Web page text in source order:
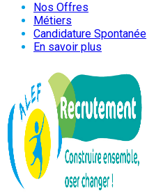
Nos Offres
Métiers
Candidature Spontanée
En savoir plus